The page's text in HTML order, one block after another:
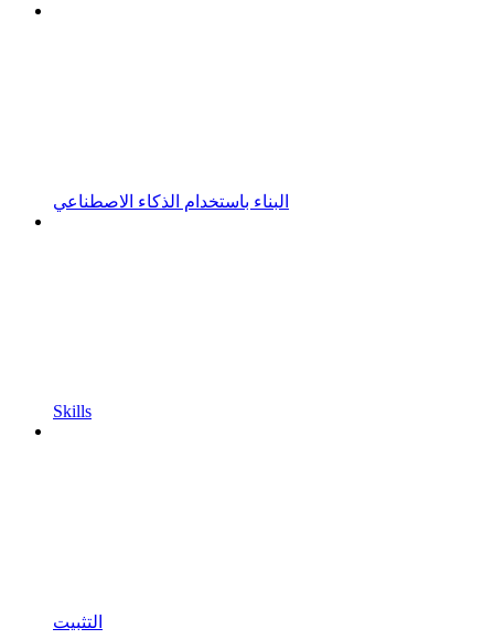
البناء باستخدام الذكاء الاصطناعي
Skills
التثبيت